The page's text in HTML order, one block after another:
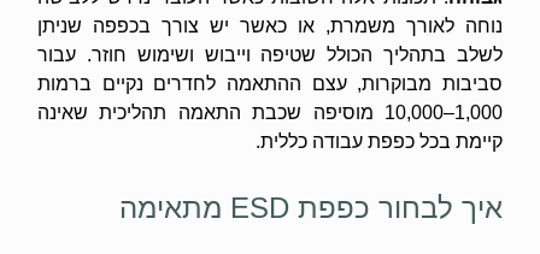
נוחה לאורך משמרת, או כאשר יש צורך בכפפה שניתן
לשלב בתהליך הכולל שטיפה וייבוש ושימוש חוזר. עבור
סביבות מבוקרות, עצם ההתאמה לחדרים נקיים ברמות
1,000–10,000 מוסיפה שכבת התאמה תהליכית שאינה
קיימת בכל כפפת עבודה כללית.
איך לבחור כפפת ESD מתאימה